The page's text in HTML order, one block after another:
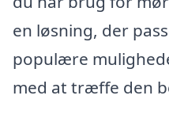
en løsning, der
populære
med at træffe den